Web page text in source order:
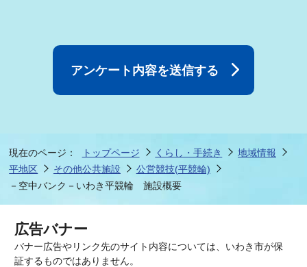
現在のページ： トップページ くらし・手続き
地域情報
平地区
その他公共施設
公営競技(平競輪)
－空中バンク－いわき平競輪 施設概要
広告バナー
バナー広告やリンク先のサイト内容については、いわき市が保
証するものではありません。